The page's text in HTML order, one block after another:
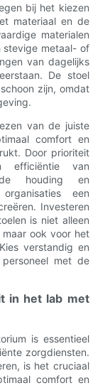
bij het kiezen
materiaal en de
materialen
stevige metaal- of
van dagelijks
De stoel
zijn, omdat
van de juiste
comfort en
Door prioriteit
van
houding en
een
Investeren
is niet alleen
ook voor het
verstandig en
met de
in het lab met
is essentieel
zorgdiensten.
is het cruciaal
comfort en